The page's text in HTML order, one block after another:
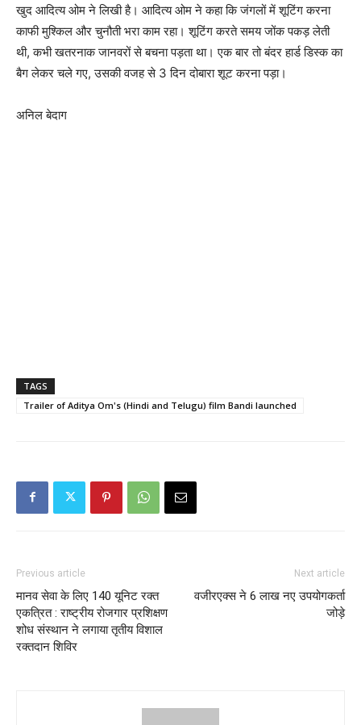
खुद आदित्य ओम ने लिखी है। आदित्य ओम ने कहा कि जंगलों में शूटिंग करना
काफी मुश्किल और चुनौती भरा काम रहा। शूटिंग करते समय जोंक पकड़ लेती
थी, कभी खतरनाक जानवरों से बचना पड़ता था। एक बार तो बंदर हार्ड डिस्क का
बैग लेकर चले गए, उसकी वजह से 3 दिन दोबारा शूट करना पड़ा।
अनिल बेदाग
TAGS
Trailer of Aditya Om's (Hindi and Telugu) film Bandi launched
Previous article
मानव सेवा के लिए 140 यूनिट रक्त
एकत्रित : राष्ट्रीय रोजगार प्रशिक्षण
शोध संस्थान ने लगाया तृतीय विशाल
रक्तदान शिविर
Next article
वजीरएक्स ने 6 लाख नए उपयोगकर्ता
जोड़े